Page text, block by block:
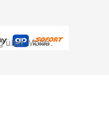
über Mollie.